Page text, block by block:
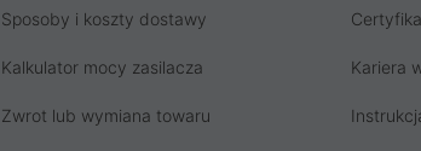
Sposoby i koszty dostawy
Kalkulator mocy zasilacza
Zwrot lub wymiana towaru
Kariera